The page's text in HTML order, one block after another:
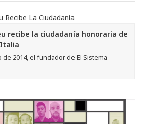
recibe la ciudadanía honoraria de
2014, el fundador de El Sistema